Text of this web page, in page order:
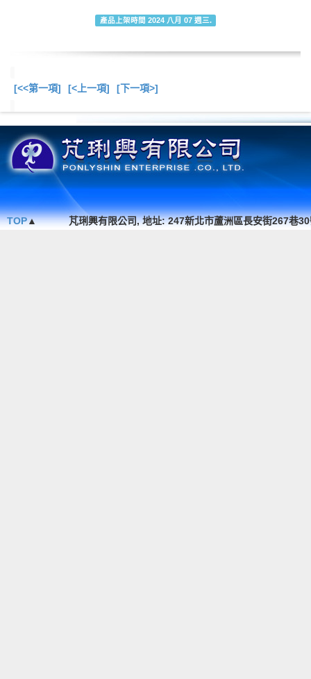
產品上架時間 2024 八月 07 週三.
[<<第一項] [<上一項] [下一項>]
TOP▲ 芃琍興有限公司, 地址: 247新北市蘆洲區長安街267